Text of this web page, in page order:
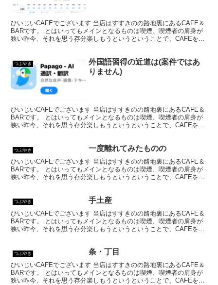
ひいじいCAFEでございます 当店はすすきのの路地裏にあるCAFE＆
BARです。 とはいってもメインとなるものは喫煙、喫煙者の肩身が
狭い昨今、それを思う存分楽しもうというということで、CAFEを名
つぶやき
外国語習得の近道は(案件ではあ
りません)
ひいじいCAFEでございます 当店はすすきのの路地裏にあるCAFE＆
BARです。 とはいってもメインとなるものは喫煙、喫煙者の肩身が
狭い昨今、それを思う存分楽しもうというということで、CAFEを名
つぶやき 一度離れてみたものの
ひいじいCAFEでございます 当店はすすきのの路地裏にあるCAFE＆
BARです。 とはいってもメインとなるものは喫煙、喫煙者の肩身が
狭い昨今、それを思う存分楽しもうというということで、CAFEを名
つぶやき 手土産
ひいじいCAFEでございます 当店はすすきのの路地裏にあるCAFE＆
BARです。 とはいってもメインとなるものは喫煙、喫煙者の肩身が
狭い昨今、それを思う存分楽しもうというということで、CAFEを名
つぶやき 条・丁目
ひいじいCAFEでございます 当店はすすきのの路地裏にあるCAFE＆
BARです。 とはいってもメインとなるものは喫煙、喫煙者の肩身が
狭い昨今、それを思う存分楽しもうというということで、CAFEを名